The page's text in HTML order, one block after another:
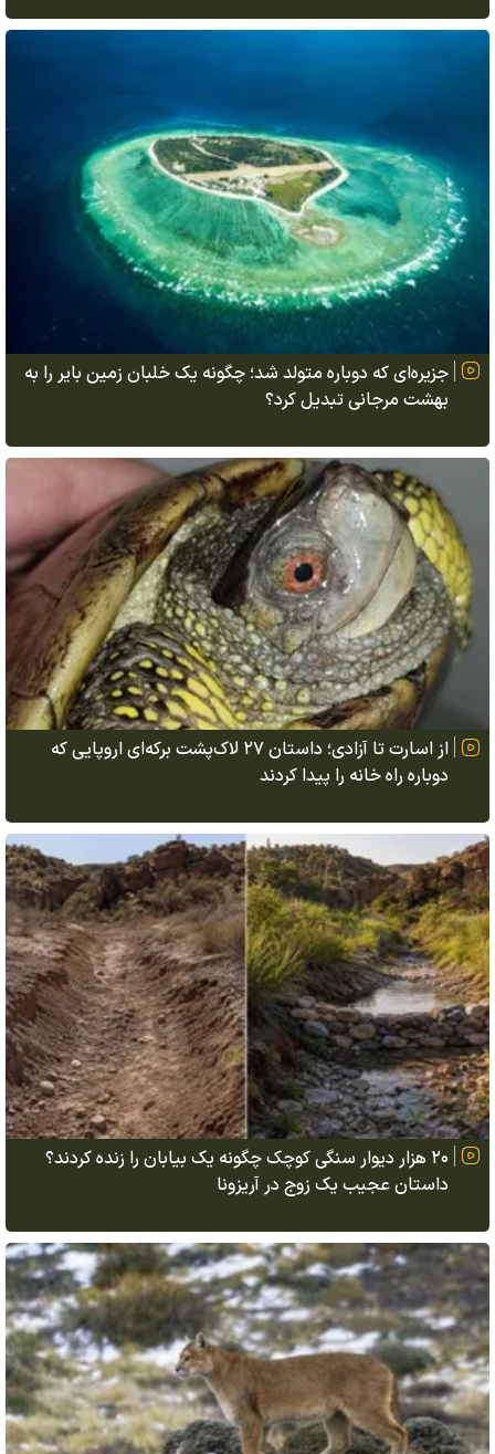
جزیره‌ای که دوباره متولد شد؛ چگونه یک خلبان زمین بایر را به
بهشت مرجانی تبدیل کرد؟
از اسارت تا آزادی؛ داستان ۲۷ لاک‌پشت برکه‌ای اروپایی که
دوباره راه خانه را پیدا کردند
۲۰ هزار دیوار سنگی کوچک چگونه یک بیابان را زنده کردند؟
داستان عجیب یک زوج در آریزونا